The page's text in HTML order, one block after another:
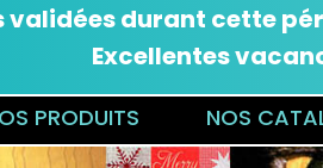
validées durant cette
Excellentes
PRODUITS NOS